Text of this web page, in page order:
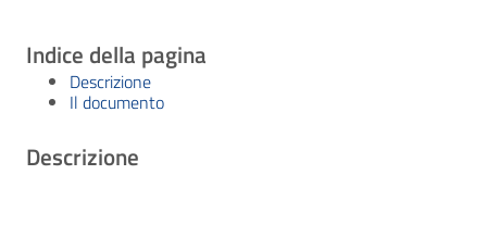
Indice della pagina
Descrizione
Il documento
Descrizione